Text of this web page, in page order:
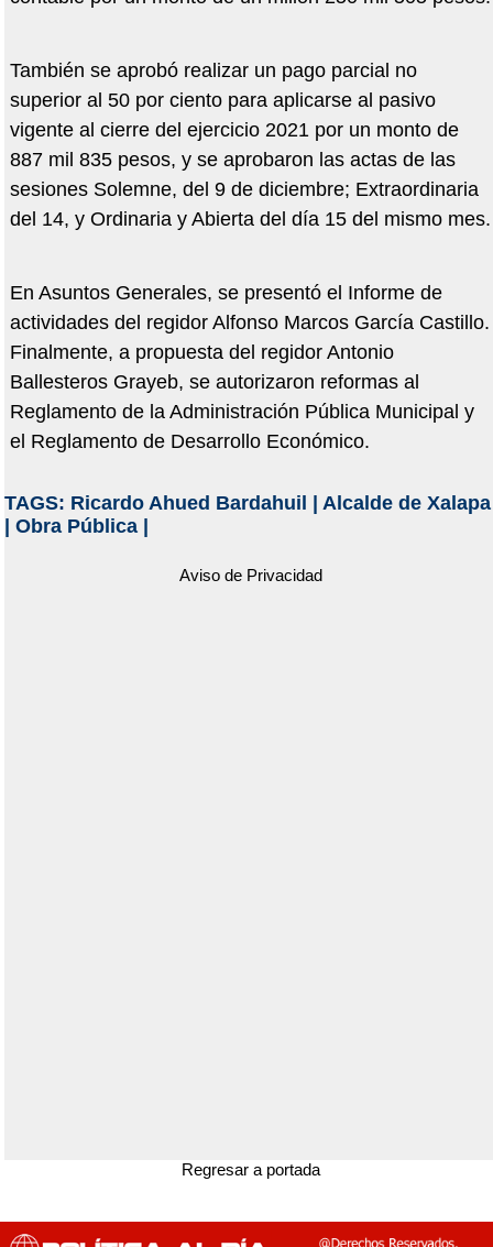
También se aprobó realizar un pago parcial no
superior al 50 por ciento para aplicarse al pasivo
vigente al cierre del ejercicio 2021 por un monto de
887 mil 835 pesos, y se aprobaron las actas de las
sesiones Solemne, del 9 de diciembre; Extraordinaria
del 14, y Ordinaria y Abierta del día 15 del mismo mes.
En Asuntos Generales, se presentó el Informe de
actividades del regidor Alfonso Marcos García Castillo.
Finalmente, a propuesta del regidor Antonio
Ballesteros Grayeb, se autorizaron reformas al
Reglamento de la Administración Pública Municipal y
el Reglamento de Desarrollo Económico.
TAGS: Ricardo Ahued Bardahuil
Alcalde de Xalapa
Obra Pública|
Aviso de Privacidad
Regresar a portada